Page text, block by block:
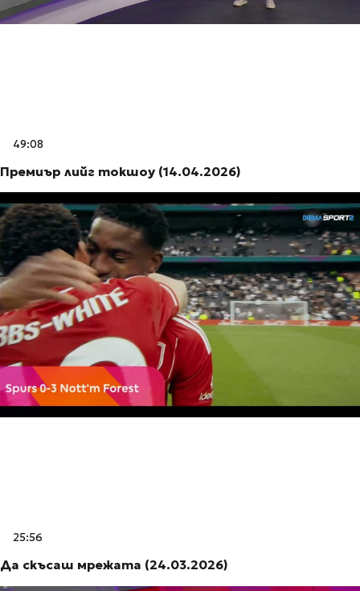
49:08
Премиър лийг токшоу (14.04.2026)
25:56
Да скъсаш мрежата (24.03.2026)